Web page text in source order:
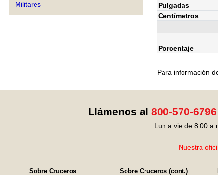
Militares
Pulgadas
Centímetros
Porcentaje
Para información
Llámenos al 800-570-6796
Lun a vie de 8:00
Nuestra
Sobre Cruceros
Sobre Cruceros (cont.)